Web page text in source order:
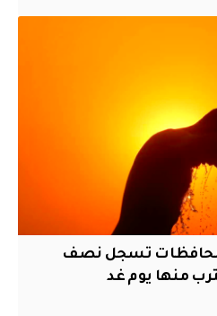
تسجل نصف
منها يوم غد